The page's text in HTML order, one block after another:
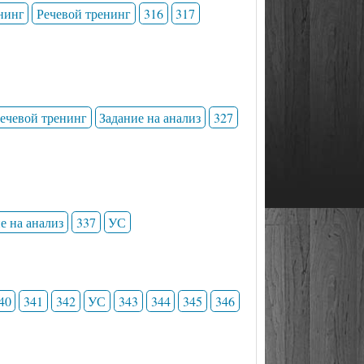
Речевой тренинг 316 317
тренинг Задание на анализ 327
на анализ 337 УС
341 342 УС 343 344 345 346